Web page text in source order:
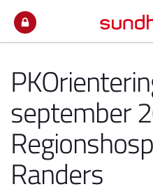
september
Randers